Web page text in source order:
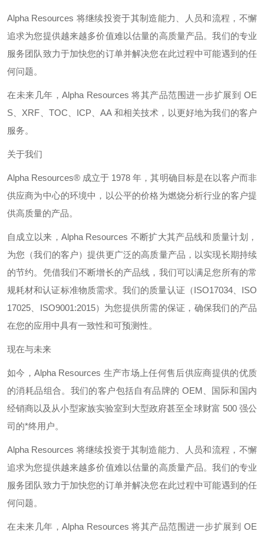
Alpha Resources 将继续投资于其制造能力、人员和流程，不懈
追求为您提供越来越多价值难以估量的高质量产品。我们的专业
服务团队致力于加快您的订单并解决您在此过程中可能遇到的任
何问题。
在未来几年，Alpha Resources将其产品范围进一步扩展到OE
S
XRF TOC ICP 、AA 和相关技术，以更好地为我们的客户
服务。
关于我们
Alpha Resources® 成立于 1978年，其明确目标是在以客户而非
供应商为中心的环境中，以公平的价格为燃烧分析行业的客户提
供高质量的产品。
自成立以来， Alpha Resources 不断扩大其产品线和质量计划，
为您（我们的客户）提供更广泛的高质量产品，以实现长期持续
的节约。凭借我们不断增长的产品线，我们可以满足您所有的常
规耗材和认证标准物质需求。我们的质量认证（ISO17034、 ISO
17025
ISO9001:2015）为您提供所需的保证，确保我们的产品
在您的应用中具有一致性和可预测性。
现在与未来
如今， Alpha Resources 生产市场上任何售后供应商提供的优质
的消耗品组合。我们的客户包括自有品牌的 OEM 、国际和国内
经销商以及从小型家族实验室到大型政府甚至全球财富 500 强公
司的*终用户。
Alpha Resources 将继续投资于其制造能力、人员和流程，不懈
追求为您提供越来越多价值难以估量的高质量产品。我们的专业
服务团队致力于加快您的订单并解决您在此过程中可能遇到的任
何问题。
在未来几年，Alpha Resources将其产品范围进一步扩展到OE